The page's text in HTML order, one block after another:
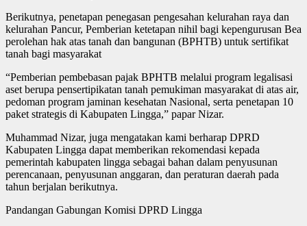
Berikutnya, penetapan penegasan pengesahan kelurahan raya dan
kelurahan Pancur, Pemberian ketetapan nihil bagi kepengurusan Bea
perolehan hak atas tanah dan bangunan (BPHTB) untuk sertifikat
tanah bagi masyarakat
“Pemberian pembebasan pajak BPHTB melalui program legalisasi
aset berupa pensertipikatan tanah pemukiman masyarakat di atas air,
pedoman program jaminan kesehatan Nasional, serta penetapan 10
paket strategis di Kabupaten Lingga,” papar Nizar.
Muhammad Nizar, juga mengatakan kami berharap DPRD
Kabupaten Lingga dapat memberikan rekomendasi kepada
pemerintah kabupaten lingga sebagai bahan dalam penyusunan
perencanaan, penyusunan anggaran, dan peraturan daerah pada
tahun berjalan berikutnya.
Pandangan Gabungan Komisi DPRD Lingga